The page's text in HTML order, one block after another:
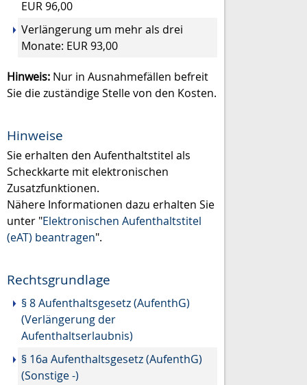
EUR 96,00
Verlängerung um mehr als drei
Monate: EUR 93,00
Hinweis: Nur in Ausnahmefällen befreit
Sie die zuständige Stelle von den Kosten.
Hinweise
Sie erhalten den Aufenthaltstitel als
Scheckkarte mit elektronischen
Zusatzfunktionen.
Nähere Informationen dazu erhalten Sie
unter "Elektronischen Aufenthaltstitel
(eAT) beantragen".
Rechtsgrundlage
§ 8 Aufenthaltsgesetz (AufenthG)
(Verlängerung der
Aufenthaltserlaubnis)
§ 16a Aufenthaltsgesetz (AufenthG)
(Sonstige -)